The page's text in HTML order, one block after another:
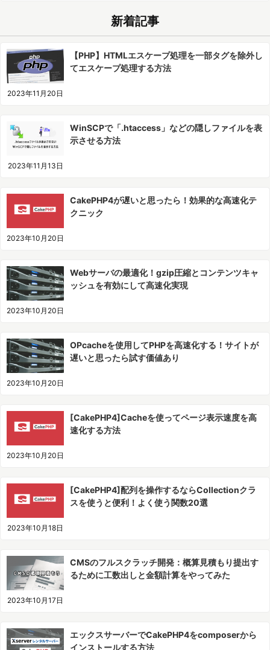
新着記事
2023年11月20日
【PHP】HTMLエスケープ処理を一部タグを除外し
てエスケープ処理する方法
2023年11月13日
WinSCPで「.htaccess」などの隠しファイルを表
示させる方法
2023年10月20日
CakePHP4が遅いと思ったら！効果的な高速化テ
クニック
2023年10月20日
Webサーバの最適化！gzip圧縮とコンテンツキャ
ッシュを有効にして高速化実現
2023年10月20日
OPcacheを使用してPHPを高速化する！サイトが
遅いと思ったら試す価値あり
2023年10月20日
[CakePHP4]Cacheを使ってページ表示速度を高
速化する方法
2023年10月18日
[CakePHP4]配列を操作するならCollectionクラ
スを使うと便利！よく使う関数20選
2023年10月17日
CMSのフルスクラッチ開発：概算見積もり提出す
るために工数出しと金額計算をやってみた
エックスサーバーでCakePHP4をcomposerから
インストールする方法